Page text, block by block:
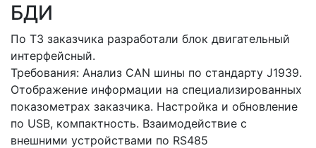
БДИ
По ТЗ заказчика разработали блок двигательный
интерфейсный.
Требования: Анализ CAN шины по стандарту J1939.
Отображение информации на специализированных
показометрах заказчика. Настройка и обновление
по USB, компактность. Взаимодействие с
внешними устройствами по RS485